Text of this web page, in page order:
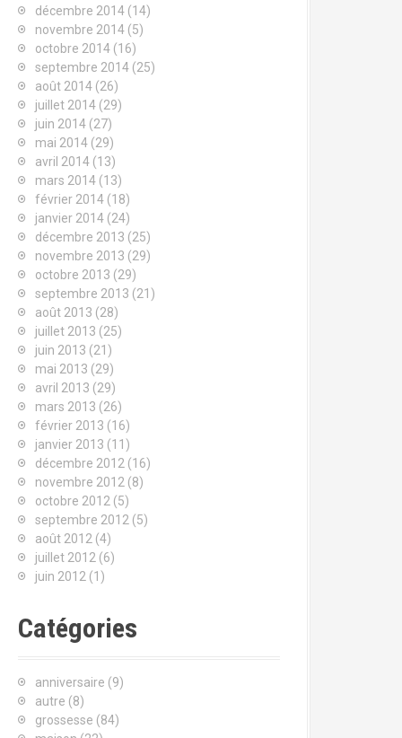
décembre 2014 (14)
novembre 2014 (5)
octobre 2014 (16)
septembre 2014 (25)
août 2014 (26)
juillet 2014 (29)
juin 2014 (27)
mai 2014 (29)
avril 2014 (13)
mars 2014 (13)
février 2014 (18)
janvier 2014 (24)
décembre 2013 (25)
novembre 2013 (29)
octobre 2013 (29)
septembre 2013 (21)
août 2013 (28)
juillet 2013 (25)
juin 2013 (21)
mai 2013 (29)
avril 2013 (29)
mars 2013 (26)
février 2013 (16)
janvier 2013 (11)
décembre 2012 (16)
novembre 2012 (8)
octobre 2012 (5)
septembre 2012 (5)
août 2012 (4)
juillet 2012 (6)
juin 2012 (1)
Catégories
anniversaire (9)
autre (8)
grossesse (84)